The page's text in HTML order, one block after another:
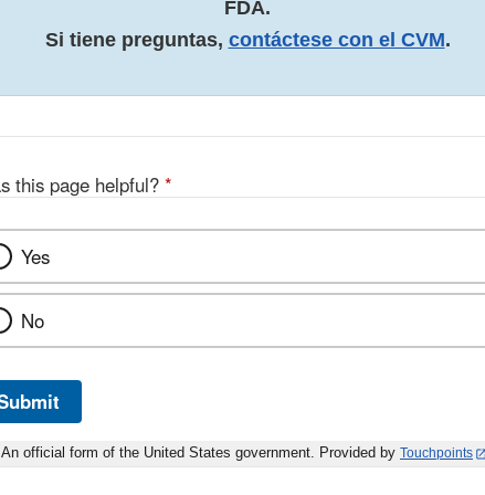
FDA.
Si tiene preguntas, contáctese con el CVM.
this page helpful? *
Yes
No
An official form of the United States government. Provided by Touchpoints